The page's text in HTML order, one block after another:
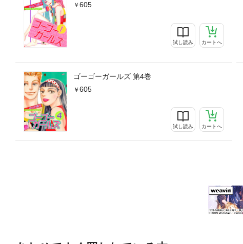
605
試し読み カートへ
ゴーゴーガールズ 第4巻
605
試し読み カートへ